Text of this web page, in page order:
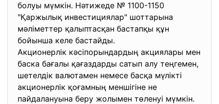
болуы мүмкін. Нәтижеде № 1100-1150
"Қаржылық инвестициялар" шоттарына
мәліметтер қалыптасқан бастапқы құн
бойынша келе бастайды.
Акционерлік кәсіпорындардың акциялары мен
баска бағалы қағаздарды сатып алу теңгемен,
шетелдік валютамен немесе басқа мүлікті
акционерлік қоғамның меншігіне не
пайдалануына беру жолымен төленуі мүмкін.